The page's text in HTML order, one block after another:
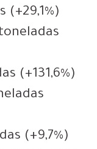
(+29,1%)
(+131,6%)
(+9,7%)